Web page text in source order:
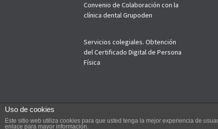
Convenio de Colaboración con la
clínica dental Grupoden
Servicios colegiales. Obtención
del Certificado Digital de Persona
Física
--------COPYRIGHT © 2019 Colegio Oficial de
Uso de cookies
Este sitio web utiliza cookies para que usted tenga la mejor experiencia de
enlace para mayor información.